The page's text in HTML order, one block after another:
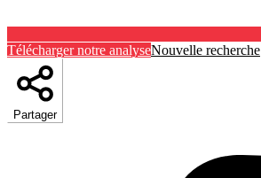
Télécharger notre analyseNouvelle recherche
Partager